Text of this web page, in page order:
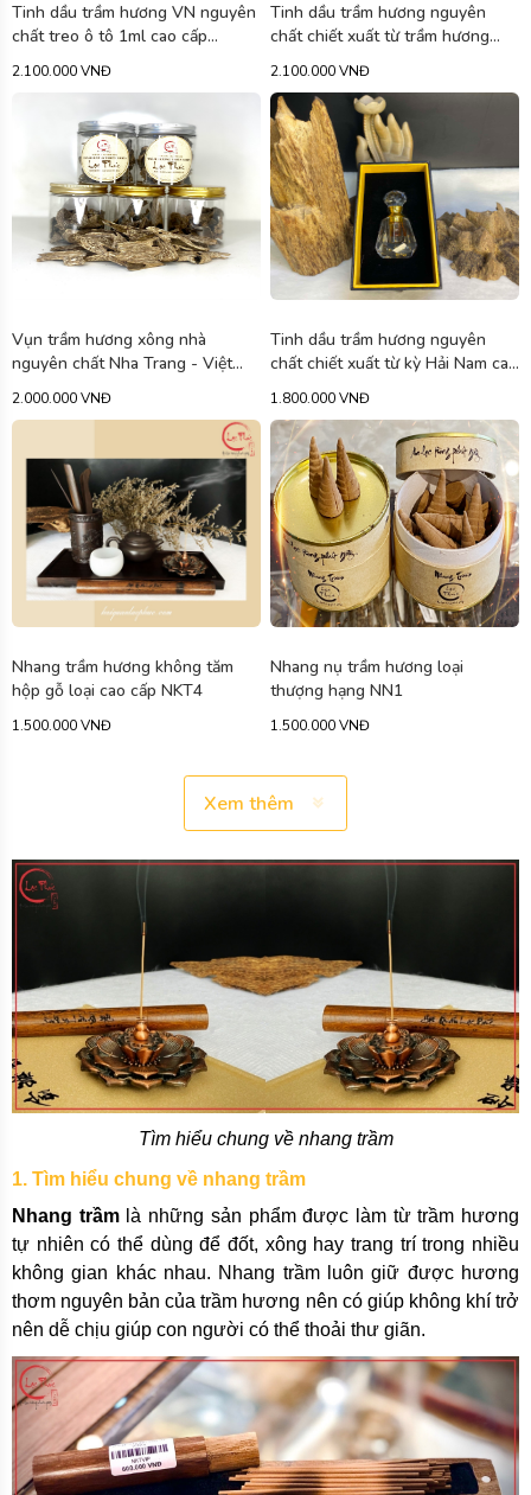
Tinh dầu trầm hương VN nguyên
chất treo ô tô 1ml cao cấp
TDT08
2.100.000 VNĐ
Tinh dầu trầm hương nguyên
chất chiết xuất từ trầm hương
Việt Nam cao cấp TDT02
2.100.000 VNĐ
Vụn trầm hương xông nhà
nguyên chất Nha Trang - Việt
Nam TM01
2.000.000 VNĐ
Tinh dầu trầm hương nguyên
chất chiết xuất từ kỳ Hải Nam cao
cấp TDT01
1.800.000 VNĐ
Nhang trầm hương không tăm
hộp gỗ loại cao cấp NKT4
1.500.000 VNĐ
Nhang nụ trầm hương loại
thượng hạng NN1
1.500.000 VNĐ
Xem thêm
Tìm hiểu chung về nhang trầm
1. Tìm hiểu chung về nhang trầm
Nhang trầmlà những sản phẩm được làm từ trầm hương
tự nhiên có thể dùng để đốt, xông hay trang trí trong nhiều
không gian khác nhau. Nhang trầm luôn giữ được hương
thơm nguyên bản của trầm hương nên có giúp không khí trở
nên dễ chịu giúp con người có thể thoải thư giãn.